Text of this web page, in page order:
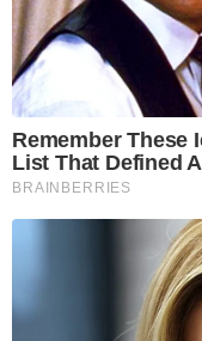
Remember These
List That Defined
BRAINBERRIES